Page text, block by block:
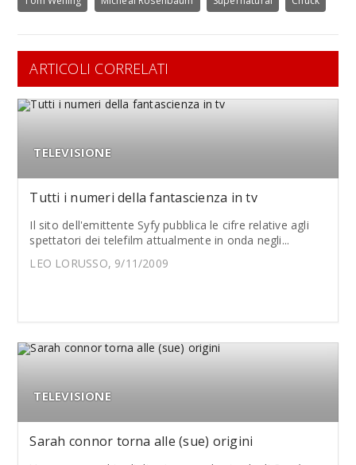
ARTICOLI CORRELATI
TELEVISIONE
Tutti i numeri della fantascienza in tv
Il sito dell'emittente Syfy pubblica le cifre relative agli
spettatori dei telefilm attualmente in onda negli...
LEO LORUSSO, 9/11/2009
TELEVISIONE
Sarah connor torna alle (sue) origini